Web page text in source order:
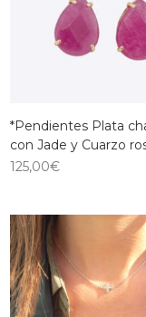
*Pendientes Plata
con Jade y Cuarzo
125,00€